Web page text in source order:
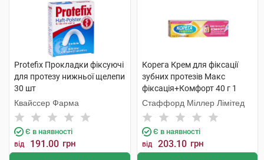
Protefix Прокладки фіксуючі
для протезу нижньої щелепи
30 шт
Квайссер Фарма
Є в наявності
від 191.00 грн
Корега Крем для фіксації
зубних протезів Макс
фіксація+Комфорт 40 г 1
туба
Стаффорд Міллер Лімітед
Є в наявності
від 203.10 грн